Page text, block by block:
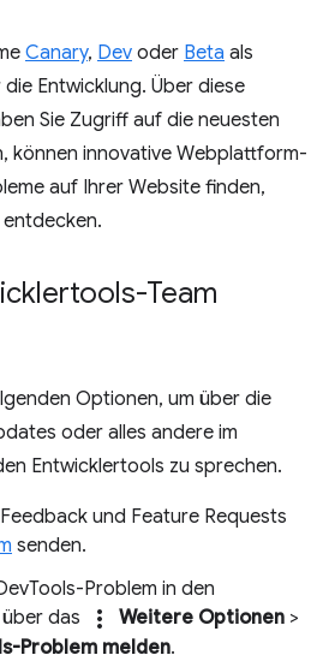
Canary, Dev oder Beta als
Entwicklung. Über diese
Sie Zugriff auf die neuesten
können innovative Webplattform-
auf Ihrer Website finden,
Team
Optionen, um über die
oder alles andere im
Entwicklertools zu sprechen.
und Feature Requests
senden.
Problem in den
das
more_vert Weitere Optionen >
Problem melden.